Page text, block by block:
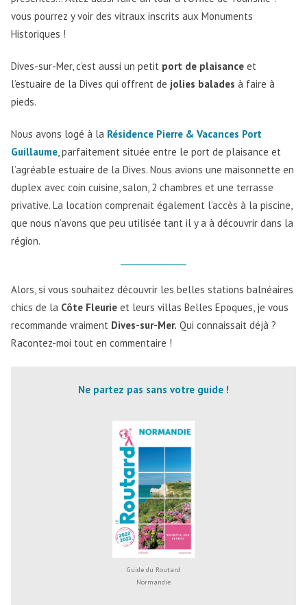
vous pourrez y voir des vitraux inscrits aux Monuments
Historiques !
Dives-sur-Mer, c’est aussi un petit port de plaisance et
l’estuaire de la Dives qui offrent de jolies balades à faire à
pieds.
Nous avons logé à la Résidence Pierre & Vacances Port
Guillaume, parfaitement située entre le port de plaisance et
l’agréable estuaire de la Dives. Nous avions une maisonnette en
duplex avec coin cuisine, salon, 2 chambres et une terrasse
privative. La location comprenait également l’accès à la piscine,
que nous n’avons que peu utilisée tant il y a à découvrir dans la
région.
Alors, si vous souhaitez découvrir les belles stations balnéaires
chics de la Côte Fleurie et leurs villas Belles Epoques, je vous
recommande vraiment Dives-sur-Mer. Qui connaissait déjà ?
Racontez-moi tout en commentaire !
Ne partez pas sans votre guide !
Guide du Routard
Normandie